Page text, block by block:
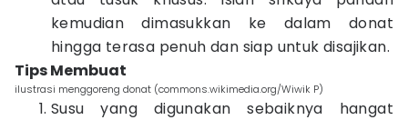
kemudian dimasukkan ke dalam donat
hingga terasa penuh dan siap untuk disajikan.
Tips Membuat
ilustrasi menggoreng donat (commons.wikimedia.org/Wiwik P)
Susu yang digunakan sebaiknya hangat